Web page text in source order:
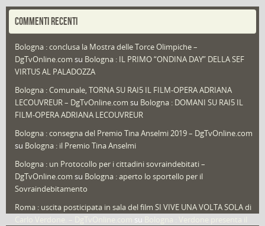
Portfolio(1)
Redazioni(1.049)
Speciali (22)
Sport
That's Bologna Magazine(25)
Video (archivio) (263)
COMMENTI RECENTI
Bologna : conclusa la Mostra delle Torce Olimpiche –
DgTvOnline.com su Bologna : IL PRIMO “ONDINA DAY” DELLA SEF
VIRTUS AL PALADOZZA
Bologna : Comunale, TORNA SU RAI5 IL FILM-OPERA ADRIANA
LECOUVREUR – DgTvOnline.com su Bologna : DOMANI SU RAI5 IL
FILM-OPERA ADRIANA LECOUVREUR
Bologna : consegna del Premio Tina Anselmi 2019 – DgTvOnline.com
su Bologna : il Premio Tina Anselmi
Bologna : un Protocollo per i cittadini sovraindebitati –
DgTvOnline.com su Bologna : aperto lo sportello per il
Sovraindebitamento
Roma : uscita posticipata in sala del film SI VIVE UNA VOLTA SOLA di
su